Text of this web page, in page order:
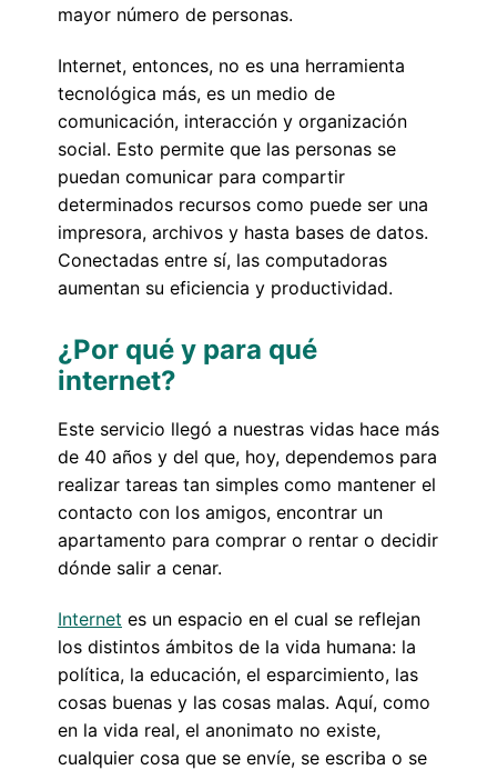
mayor número de personas.
Internet, entonces, no es una herramienta
tecnológica más, es un medio de
comunicación, interacción y organización
social. Esto permite que las personas se
puedan comunicar para compartir
determinados recursos como puede ser una
impresora, archivos y hasta bases de datos.
Conectadas entre sí, las computadoras
aumentan su eficiencia y productividad.
¿Por qué y para qué
internet?
Este servicio llegó a nuestras vidas hace más
de 40 años y del que, hoy, dependemos para
realizar tareas tan simples como mantener el
contacto con los amigos, encontrar un
apartamento para comprar o rentar o decidir
dónde salir a cenar.
Internet es un espacio en el cual se reflejan
los distintos ámbitos de la vida humana: la
política, la educación, el esparcimiento, las
cosas buenas y las cosas malas. Aquí, como
en la vida real, el anonimato no existe,
cualquier cosa que se envíe, se escriba o se